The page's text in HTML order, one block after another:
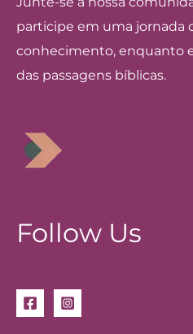
participe em uma jornada
conhecimento, enquanto
das passagens bíblicas.
Follow Us